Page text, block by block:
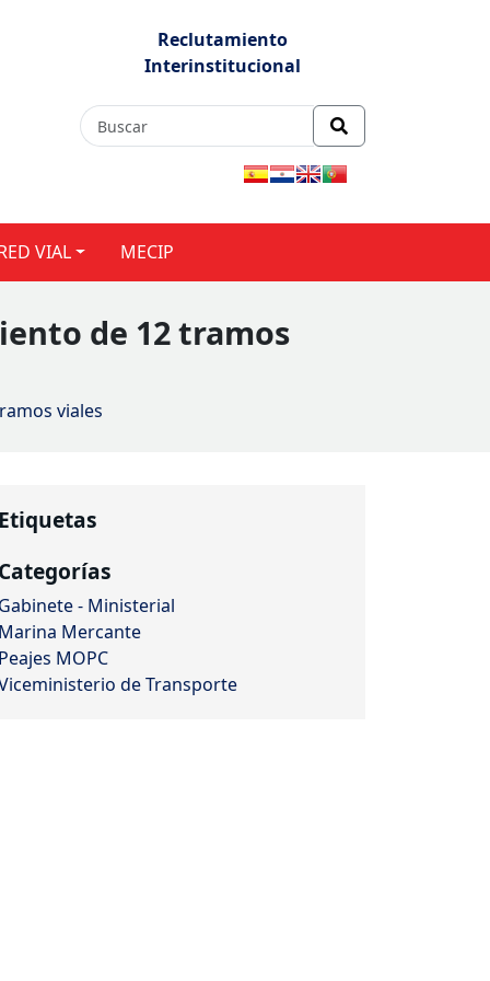
Reclutamiento
Interinstitucional
VIAL MECIP
de 12 tramos
viales
Etiquetas
Categorías
Gabinete - Ministerial
Marina Mercante
Peajes MOPC
de Transporte